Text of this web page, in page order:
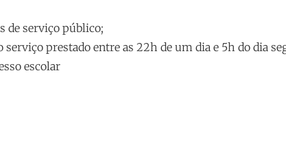
de serviço público;
prestado entre as 22h de um dia e 5h do dia
escolar